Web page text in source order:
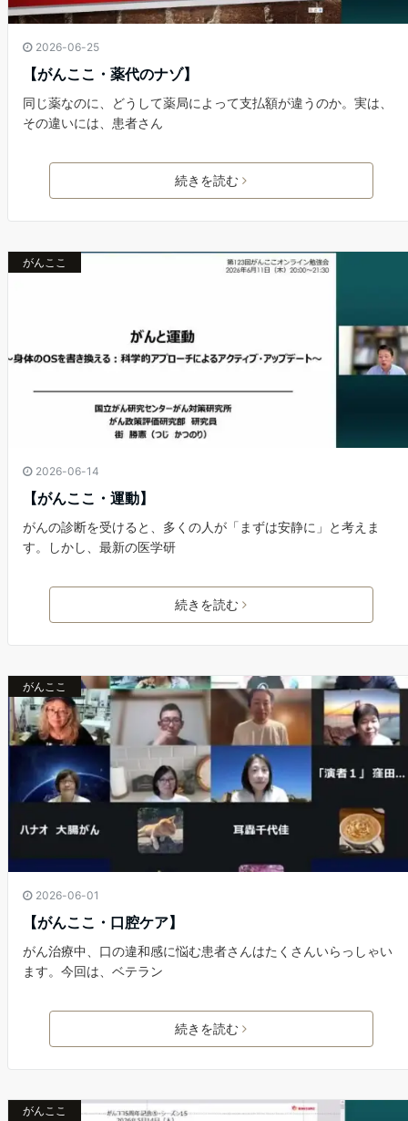
2026-06-25
【がんここ・薬代のナゾ】
同じ薬なのに、どうして薬局によって支払額が違うのか。実は、
その違いには、患者さん
続きを読む
がんここ
2026-06-14
【がんここ・運動】
がんの診断を受けると、多くの人が「まずは安静に」と考えま
す。しかし、最新の医学研
続きを読む
がんここ
2026-06-01
【がんここ・口腔ケア】
がん治療中、口の違和感に悩む患者さんはたくさんいらっしゃい
ます。今回は、ベテラン
続きを読む
がんここ